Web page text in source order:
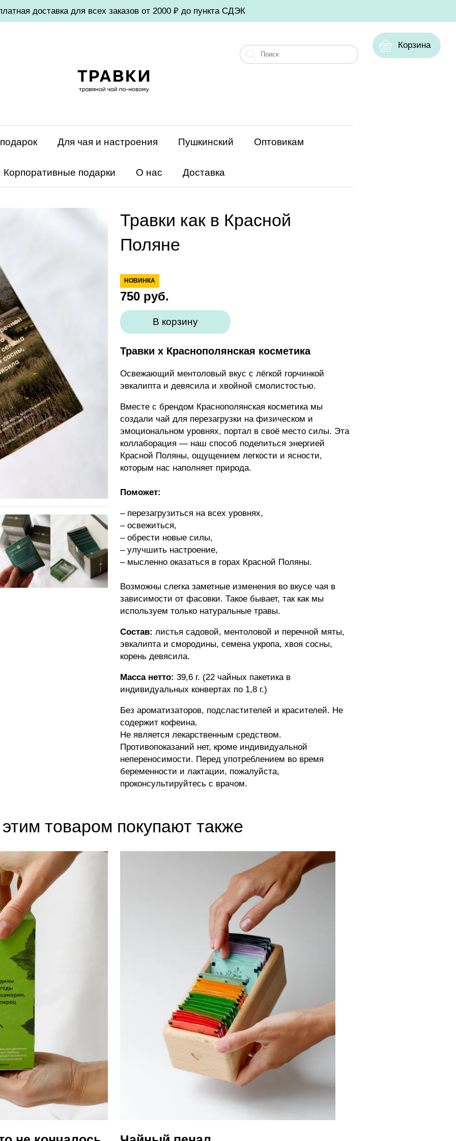
доставка для всех заказов от 2000 ₽ до пункта СДЭК
Корзина
Для чая и настроения Пушкинский Оптовикам
Корпоративные подарки О нас Доставка
Травки как в Красной
Поляне
НОВИНКА
750 руб.
В корзину
Травки х Краснополянская косметика
Освежающий ментоловый вкус с лёгкой горчинкой
эвкалипта и девясила и хвойной смолистостью.
Вместе с брендом Краснополянская косметика мы
создали чай для перезагрузки на физическом и
эмоциональном уровнях, портал в своё место силы. Эта
коллаборация — наш способ поделиться энергией
Красной Поляны, ощущением легкости и ясности,
которым нас наполняет природа.
Поможет:
– перезагрузиться на всех уровнях,
– освежиться,
– обрести новые силы,
– улучшить настроение,
– мысленно оказаться в горах Красной Поляны.
Возможны слегка заметные изменения во вкусе чая в
зависимости от фасовки. Такое бывает, так как мы
используем только натуральные травы.
Состав: листья садовой, ментоловой и перечной мяты,
эвкалипта и смородины, семена укропа, хвоя сосны,
корень девясила.
Масса нетто: 39,6 г. (22 чайных пакетика в
индивидуальных конвертах по 1,8 г.)
Без ароматизаторов, подсластителей и красителей. Не
содержит кофеина.
Не является лекарственным средством.
Противопоказаний нет, кроме индивидуальной
непереносимости. Перед употреблением во время
беременности и лактации, пожалуйста,
проконсультируйтесь с врачом.
товаром покупают также